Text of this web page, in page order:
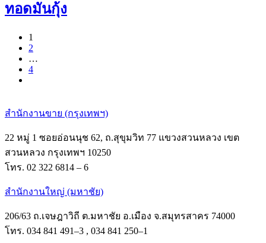
ทอดมันกุ้ง
1
2
…
4
สำนักงานขาย (กรุงเทพฯ)
22 หมู่ 1 ซอยอ่อนนุช 62, ถ.สุขุมวิท 77 แขวงสวนหลวง เขต
สวนหลวง กรุงเทพฯ 10250
โทร. 02 322 6814 – 6
สำนักงานใหญ่ (มหาชัย)
206/63 ถ.เจษฎาวิถี ต.มหาชัย อ.เมือง จ.สมุทรสาคร 74000
โทร. 034 841 491–3 , 034 841 250–1